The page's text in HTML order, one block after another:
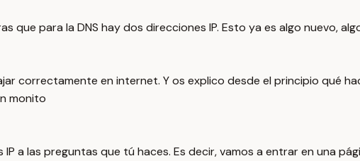
que para la DNS hay dos direcciones IP. Esto ya es algo nuevo,
correctamente en internet. Y os explico desde el principio qué
monito
a las preguntas que tú haces. Es decir, vamos a entrar en una